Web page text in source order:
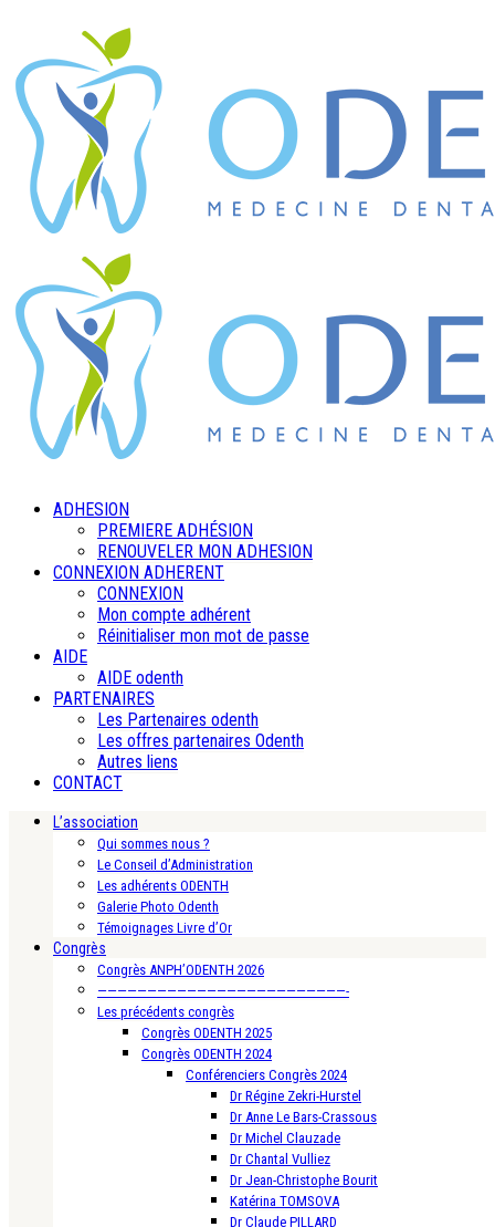
ADHESION
PREMIERE ADHÉSION
RENOUVELER MON ADHESION
CONNEXION ADHERENT
CONNEXION
Mon compte adhérent
Réinitialiser mon mot de passe
AIDE
AIDE odenth
PARTENAIRES
Les Partenaires odenth
Les offres partenaires Odenth
Autres liens
CONTACT
L’association
Qui sommes nous ?
Le Conseil d’Administration
Les adhérents ODENTH
Galerie Photo Odenth
Témoignages Livre d’Or
Congrès
Congrès ANPH’ODENTH 2026
—————————————————————————-
Les précédents congrès
Congrès ODENTH 2025
Congrès ODENTH 2024
Conférenciers Congrès 2024
Dr Régine Zekri-Hurstel
Dr Anne Le Bars-Crassous
Dr Michel Clauzade
Dr Chantal Vulliez
Dr Jean-Christophe Bourit
Katérina TOMSOVA
Dr Claude PILLARD